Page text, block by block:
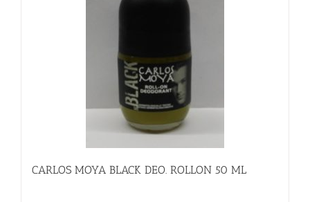
CARLOS MOYA BLACK DEO. ROLLON 50 ML